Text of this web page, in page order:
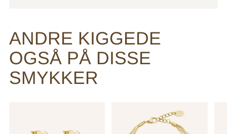
ANDRE KIGGEDE
OGSÅ PÅ DISSE
SMYKKER